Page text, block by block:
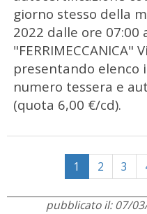
giorno stesso della
2022 dalle ore 07:00
presentando
numero tessera e
(quota 6,00 €/cd).
1 2 3
pubblicato il: 07/